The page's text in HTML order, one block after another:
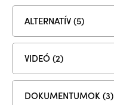
ALTERNATÍV (5)
VIDEÓ (2)
DOKUMENTUMOK (3)